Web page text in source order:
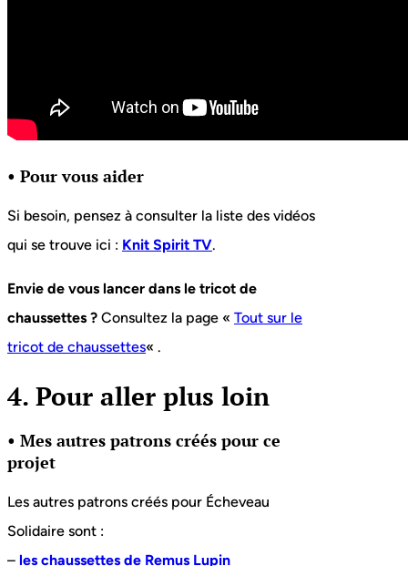
• Pour vous aider
Si besoin, pensez à consulter la liste des vidéos
qui se trouve ici : Knit Spirit TV.
Envie de vous lancer dans le tricot de
chaussettes ? Consultez la page « Tout sur le
tricot de chaussettes« .
4. Pour aller plus loin
• Mes autres patrons créés pour ce
projet
Les autres patrons créés pour Écheveau
Solidaire sont :
– les chaussettes de Remus Lupin